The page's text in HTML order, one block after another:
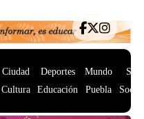
Ciudad
Cultura
Deportes
Educación
Mundo
Puebla